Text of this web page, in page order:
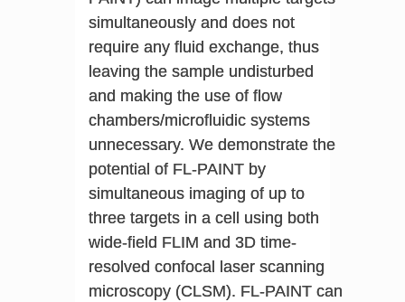
simultaneously and does not
require any fluid exchange, thus
leaving the sample undisturbed
and making the use of flow
chambers/microfluidic systems
unnecessary. We demonstrate the
potential of FL-PAINT by
simultaneous imaging of up to
three targets in a cell using both
wide-field FLIM and 3D time-
resolved confocal laser scanning
microscopy (CLSM). FL-PAINT can